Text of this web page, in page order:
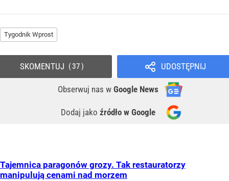
Tygodnik Wprost
UDOSTĘPNIJ
Obserwuj nas w Google News
Dodaj jako źródło w Google
SKOMENTUJ 37
Tajemnica paragonów grozy. Tak restauratorzy
manipulują cenami nad morzem